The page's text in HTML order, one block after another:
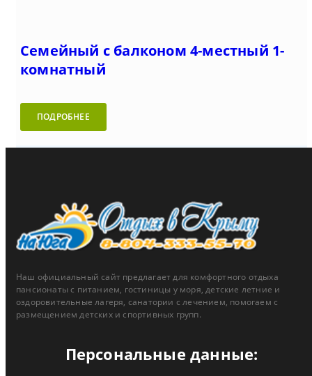
Семейный с балконом 4-местный 1-
комнатный
ПОДРОБНЕЕ
Наш официальный сайт предлагает для комфортного отдыха
пансионаты с питанием, гостиницы у моря, детские летние и
оздоровительные лагеря, санатории с лечением, помогаем с
размещением детских и спортивных групп.
Персональные данные: